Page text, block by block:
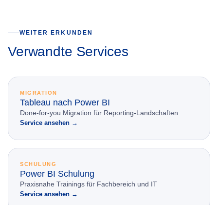
WEITER ERKUNDEN
Verwandte Services
MIGRATION
Tableau nach Power BI
Done-for-you Migration für Reporting-Landschaften
Service ansehen →
SCHULUNG
Power BI Schulung
Praxisnahe Trainings für Fachbereich und IT
Service ansehen →